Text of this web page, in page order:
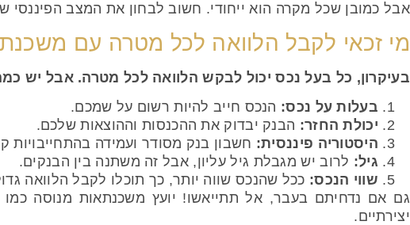
אבל כמובן שכל מקרה הוא ייחודי. חשוב לבחון את המצב
מי זכאי לקבל הלוואה לכל מטרה עם
בעיקרון, כל בעל נכס יכול לבקש הלוואה לכל מטרה. אבל יש
בעלות על נכס: הנכס חייב להיות רשום על שמכם.
יכולת החזר: הבנק יבדוק את ההכנסות וההוצאות שלכם.
היסטוריה פיננסית: חשבון בנק מסודר ועמידה בהתחייבויות
גיל: לרוב יש מגבלת גיל עליון, אבל זה משתנה בין הבנקים.
שווי הנכס: ככל שהנכס שווה יותר, כך תוכלו לקבל הלוואה
גם אם נדחיתם בעבר, אל תתייאשו! יועץ משכנתאות מנוסה כמו
יצירתיים.